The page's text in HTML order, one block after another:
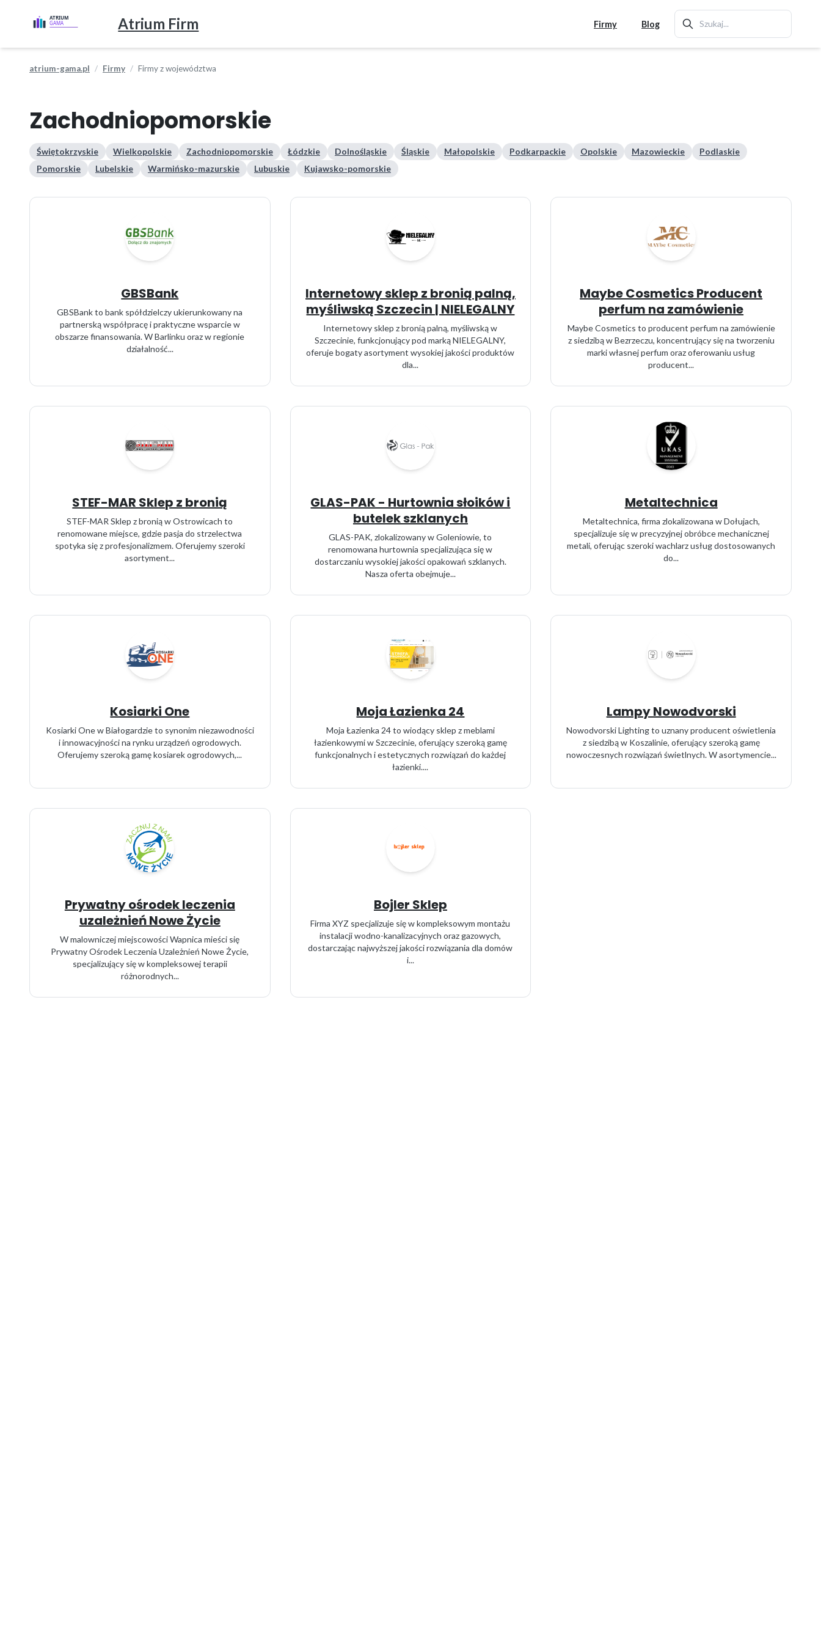
Atrium Firm Firmy Blog
atrium-gama.pl Firmy Firmy z województwa
Zachodniopomorskie
Świętokrzyskie Wielkopolskie Zachodniopomorskie Łódzkie Dolnośląskie Śląskie Małopolskie Podkarpackie Opolskie Mazowieckie
Podlaskie
Pomorskie
Lubelskie Warmińsko-mazurskie Lubuskie Kujawsko-pomorskie
GBSBank
GBSBank to bank spółdzielczy ukierunkowany na
partnerską współpracę i praktyczne wsparcie w
obszarze finansowania. W Barlinku oraz w regionie
działalność...
Internetowy sklep z bronią palną,
myśliwską Szczecin | NIELEGALNY
Internetowy sklep z bronią palną, myśliwską w
Szczecinie, funkcjonujący pod marką NIELEGALNY,
oferuje bogaty asortyment wysokiej jakości produktów
dla...
Maybe Cosmetics Producent
perfum na zamówienie
Maybe Cosmetics to producent perfum na zamówienie
z siedzibą w Bezrzeczu, koncentrujący się na tworzeniu
marki własnej perfum oraz oferowaniu usług
producent...
STEF-MAR Sklep z bronią
STEF-MAR Sklep z bronią w Ostrowicach to
renomowane miejsce, gdzie pasja do strzelectwa
spotyka się z profesjonalizmem. Oferujemy szeroki
asortyment...
GLAS-PAK - Hurtownia słoików i
butelek szklanych
GLAS-PAK, zlokalizowany w Goleniowie, to
renomowana hurtownia specjalizująca się w
dostarczaniu wysokiej jakości opakowań szklanych.
Nasza oferta obejmuje...
Metaltechnica
Metaltechnica, firma zlokalizowana w Dołujach,
specjalizuje się w precyzyjnej obróbce mechanicznej
metali, oferując szeroki wachlarz usług dostosowanych
do...
Kosiarki One
Kosiarki One w Białogardzie to synonim niezawodności
i innowacyjności na rynku urządzeń ogrodowych.
Oferujemy szeroką gamę kosiarek ogrodowych,...
Moja Łazienka 24
Moja Łazienka 24 to wiodący sklep z meblami
łazienkowymi w Szczecinie, oferujący szeroką gamę
funkcjonalnych i estetycznych rozwiązań do każdej
łazienki....
Lampy Nowodvorski
Nowodvorski Lighting to uznany producent oświetlenia
z siedzibą w Koszalinie, oferujący szeroką gamę
nowoczesnych rozwiązań świetlnych. W asortymencie...
Prywatny ośrodek leczenia
uzależnień Nowe Życie
W malowniczej miejscowości Wapnica mieści się
Prywatny Ośrodek Leczenia Uzależnień Nowe Życie,
specjalizujący się w kompleksowej terapii
różnorodnych...
Bojler Sklep
Firma XYZ specjalizuje się w kompleksowym montażu
instalacji wodno-kanalizacyjnych oraz gazowych,
dostarczając najwyższej jakości rozwiązania dla domów
i...